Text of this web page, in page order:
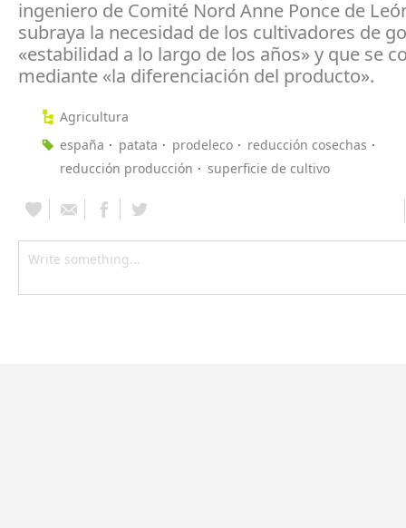
ingeniero de Comité Nord Anne Ponce de
subraya la necesidad de los cultivadores de
«estabilidad a lo largo de los años» y que se
mediante «la diferenciación del producto».
Agricultura
españa
patata prodeleco
reducción cosechas
reducción producción
superficie de cultivo